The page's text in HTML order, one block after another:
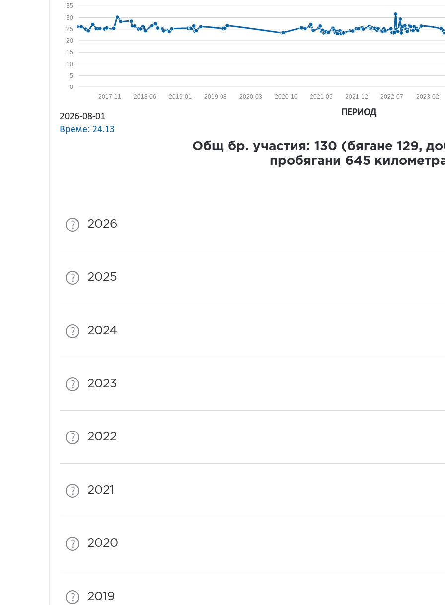
0
5
10
15
20
25
30
35
2023-02
2022-07
2021-12
2021-05
2020-10
2020-03
2019-08
2019-01
2018-06
2017-11
2026-08-01
Време: 24.13
ПЕРИОД
Общ бр. участия: 130 (бягане 129,
пробягани 645
2026
2025
2024
2023
2022
2021
2020
2019